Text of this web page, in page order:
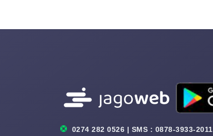
0274 282 0526 | SMS : 0878-3933-2011